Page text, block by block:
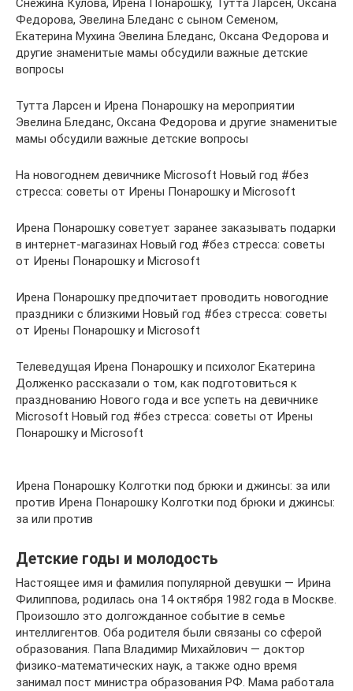
Снежина Кулова, Ирена Понарошку, Тутта Ларсен, Оксана
Федорова, Эвелина Бледанс с сыном Семеном,
Екатерина Мухина Эвелина Бледанс, Оксана Федорова и
другие знаменитые мамы обсудили важные детские
вопросы
Тутта Ларсен и Ирена Понарошку на мероприятии
Эвелина Бледанс, Оксана Федорова и другие знаменитые
мамы обсудили важные детские вопросы
На новогоднем девичнике Microsoft Новый год #без
стресса: советы от Ирены Понарошку и Microsoft
Ирена Понарошку советует заранее заказывать подарки
в интернет-магазинах Новый год #без стресса: советы
от Ирены Понарошку и Microsoft
Ирена Понарошку предпочитает проводить новогодние
праздники с близкими Новый год #без стресса: советы
от Ирены Понарошку и Microsoft
Телеведущая Ирена Понарошку и психолог Екатерина
Долженко рассказали о том, как подготовиться к
празднованию Нового года и все успеть на девичнике
Microsoft Новый год #без стресса: советы от Ирены
Понарошку и Microsoft
Ирена Понарошку Колготки под брюки и джинсы: за или
против Ирена Понарошку Колготки под брюки и джинсы:
за или против
Детские годы и молодость
Настоящее имя и фамилия популярной девушки — Ирина
Филиппова, родилась она 14 октября 1982 года в Москве.
Произошло это долгожданное событие в семье
интеллигентов. Оба родителя были связаны со сферой
образования. Папа Владимир Михайлович — доктор
физико-математических наук, а также одно время
занимал пост министра образования РФ. Мама работала